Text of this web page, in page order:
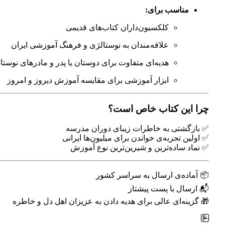
مناسب برای:
کلکسیون‌داران کتاب‌های قدیمی
علاقه‌مندان به نوستالژی و فرهنگ آموزشی ایران
هدیه‌ای متفاوت برای دوستان یا پدر و مادرهای
ابزار آموزشی برای مقایسه آموزش دیروز و امروز
چرا این کتاب خاص است؟
✅ بازگشتی به خاطرات زیبای دوران مدرسه
✅ اولین تجربه‌ی خواندن برای میلیون‌ها ایرانی
✅ نماد ساده‌ترین و شیرین‌ترین نوع آموزش
📦 آماده‌ی ارسال به سراسر کشور
📬 ارسال با پست پیشتاز
🎁 گزینه‌ای عالی برای هدیه دادن به عزیزان اهل دل و خاطره